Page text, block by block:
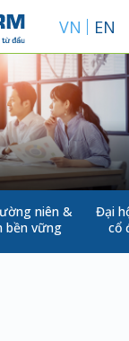
VN EN
niên &
bền vững
Đại
cổ